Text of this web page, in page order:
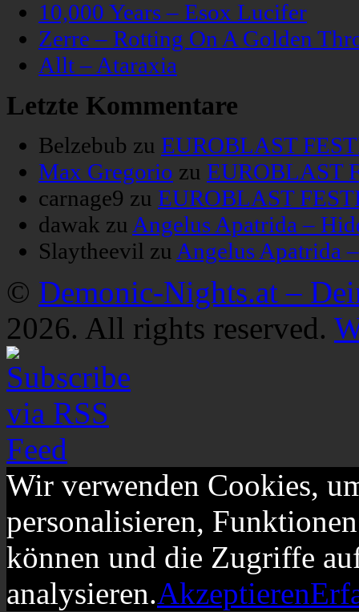
10,000 Years – Esox Lucifer
Zerre – Rotting On A Golden
Allt – Ataraxia
Letzte Kommentare
Belzebub zu EUROBLAST
Max Gregorio zu EUROBLAST
carnage9 zu EUROBLAST
dawak zu Angelus Apatrida –
Slaytheevil zu Angelus Apatrida
© Demonic-Nights.at –
2026. All rights reserved.
Wir verwenden Cookies,
personalisieren,
können und die Zugriffe
analysieren.Akzeptieren